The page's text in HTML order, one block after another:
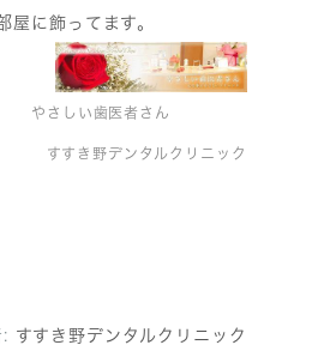
に飾ってます。
やさしい歯医者さん
すすき野デンタルクリニック
: すすき野デンタルクリニック